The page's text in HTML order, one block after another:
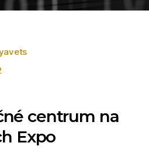
centrum na
Expo